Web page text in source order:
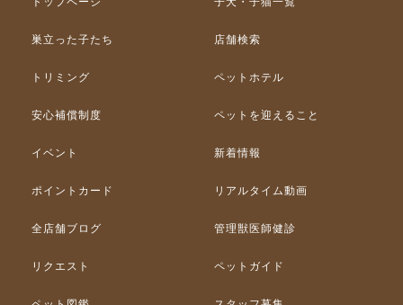
巣立った子たち 店舗検索
トリミング ペットホテル
安心補償制度 ペットを迎えること
イベント 新着情報
ポイントカード リアルタイム動画
全店舗ブログ 管理獣医師健診
リクエスト ペットガイド